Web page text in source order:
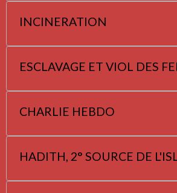
INCINERATION
ESCLAVAGE ET VIOL DES
CHARLIE HEBDO
HADITH, 2° SOURCE DE